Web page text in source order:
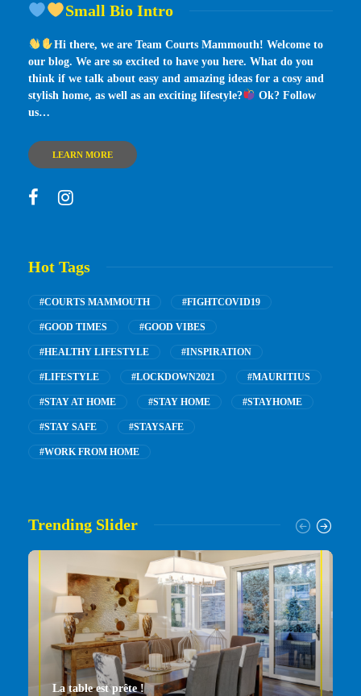
Small Bio Intro
Hi there, we are Team Courts Mammouth! Welcome to
our blog. We are so excited to have you here. What do you
think if we talk about easy and amazing ideas for a cosy and
stylish home, as well as an exciting lifestyle?
Ok? Follow
us…
LEARN MORE
Hot Tags
#COURTS MAMMOUTH #FIGHTCOVID19
#GOOD TIMES #GOOD VIBES
#HEALTHY LIFESTYLE #INSPIRATION
#LIFESTYLE #LOCKDOWN2021 #MAURITIUS
#STAY AT HOME #STAY HOME #STAYHOME
#STAY SAFE #STAYSAFE
#WORK FROM HOME
Trending Slider
La table est prête !